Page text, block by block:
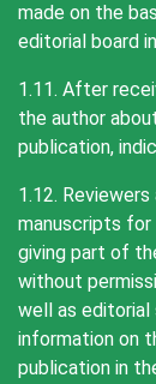
made on the
editorial board
1.11. After
the author
publication,
1.12.
manuscripts for
giving part of
without
well as
information on
publication in